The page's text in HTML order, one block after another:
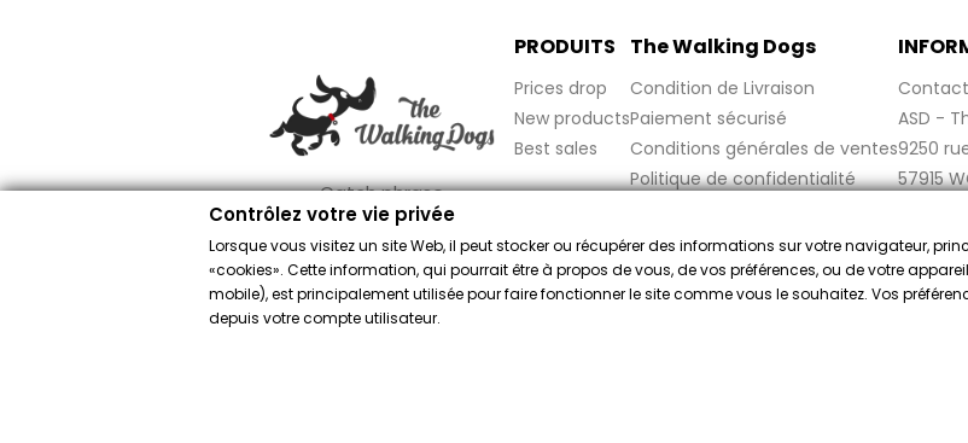
Catch phrase
PRODUITS
Prices drop
New products
Best sales
The Walking Dogs
Condition de Livraison
Paiement sécurisé
Conditions générales de ventes
Politique de confidentialité
Mentions légales
FAQ
ASD -
9250
57915
Comerciante aprobado por la Sociedad de Opiniones Contrastadas,
Contrôlez votre vie privée
Lorsque vous visitez un site Web, il peut stocker ou récupérer des informations sur votre navigateur,
«cookies». Cette information, qui pourrait être à propos de vous, de vos préférences, ou de votre
mobile), est principalement utilisée pour faire fonctionner le site comme vous le souhaitez. Vos
depuis votre compte utilisateur.